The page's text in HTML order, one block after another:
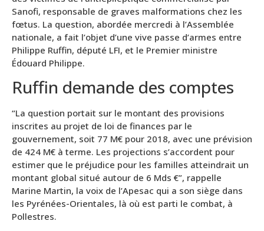
Sanofi, responsable de graves malformations chez les
fœtus. La question, abordée mercredi à l’Assemblée
nationale, a fait l’objet d’une vive passe d’armes entre
Philippe Ruffin, député LFI, et le Premier ministre
Édouard Philippe.
Ruffin demande des comptes
“La question portait sur le montant des provisions
inscrites au projet de loi de finances par le
gouvernement, soit 77 M€ pour 2018, avec une prévision
de 424 M€ à terme. Les projections s’accordent pour
estimer que le préjudice pour les familles atteindrait un
montant global situé autour de 6 Mds €”, rappelle
Marine Martin, la voix de l’Apesac qui a son siège dans
les Pyrénées-Orientales, là où est parti le combat, à
Pollestres.